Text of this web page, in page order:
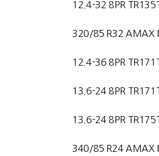
12.4-32 8PR
320/85 R32 AMAX
12.4-36 8PR
13.6-24 8PR
13.6-24 8PR
340/85 R24 AMAX